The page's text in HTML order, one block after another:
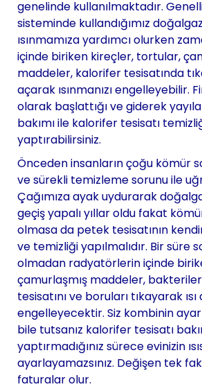
genelinde kullanılmaktadır.
sisteminde kullandığımız
ısınmamıza yardımcı olurken
içinde biriken kireçler, tortular,
maddeler, kalorifer tesisatında
açarak ısınmanızı engelleyebilir.
olarak başlattığı ve giderek
bakımı ile kalorifer tesisatı
yaptırabilirsiniz.
Önceden insanların çoğu kömür
ve sürekli temizleme sorunu ile
Çağımıza ayak uydurarak
geçiş yapalı yıllar oldu fakat
olmasa da petek tesisatının
ve temizliği yapılmalıdır. Bir süre
olmadan radyatörlerin içinde
çamurlaşmış maddeler,
tesisatını ve boruları tıkayarak
engelleyecektir. Siz kombinin
bile tutsanız kalorifer tesisatı
yaptırmadığınız sürece evinizin
ayarlayamazsınız. Değişen tek
faturalar olur.